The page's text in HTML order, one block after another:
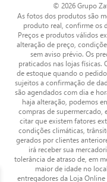
© 2026 Grupo
As fotos dos produtos são
produto real, confirme os
Preços e produtos válidos
alteração de preço,
sem aviso prévio. Os
praticados nas lojas
de estoque quando o
sujeitos a confirmação de
são agendados com dia e
haja alteração, podemos
compras de
citar que existem fatores
condições climáticas,
gerados por clientes
irá receber sua
tolerância de atraso de, em
maior de idade no
entregadores da Loja